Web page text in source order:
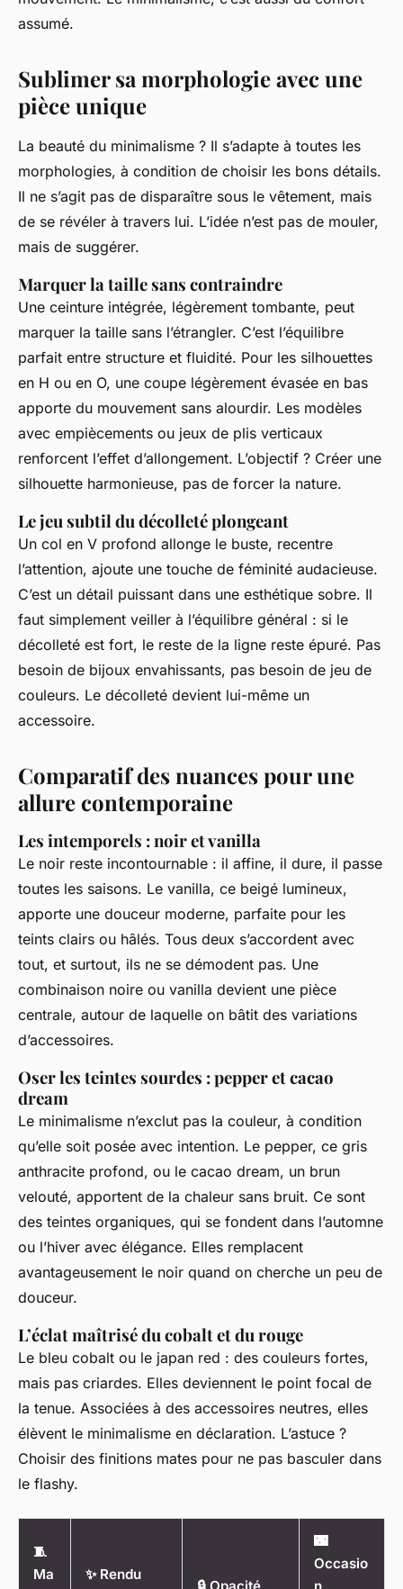
assumé.
Sublimer sa morphologie avec une
pièce unique
La beauté du minimalisme ? Il s’adapte à toutes les
morphologies, à condition de choisir les bons détails.
Il ne s’agit pas de disparaître sous le vêtement, mais
de se révéler à travers lui. L’idée n’est pas de mouler,
mais de suggérer.
Marquer la taille sans contraindre
Une ceinture intégrée, légèrement tombante, peut
marquer la taille sans l’étrangler. C’est l’équilibre
parfait entre structure et fluidité. Pour les silhouettes
en H ou en O, une coupe légèrement évasée en bas
apporte du mouvement sans alourdir. Les modèles
avec empiècements ou jeux de plis verticaux
renforcent l’effet d’allongement. L’objectif ? Créer une
silhouette harmonieuse, pas de forcer la nature.
Le jeu subtil du décolleté plongeant
Un col en V profond allonge le buste, recentre
l’attention, ajoute une touche de féminité audacieuse.
C’est un détail puissant dans une esthétique sobre. Il
faut simplement veiller à l’équilibre général : si le
décolleté est fort, le reste de la ligne reste épuré. Pas
besoin de bijoux envahissants, pas besoin de jeu de
couleurs. Le décolleté devient lui-même un
accessoire.
Comparatif des nuances pour une
allure contemporaine
Les intemporels : noir et vanilla
Le noir reste incontournable : il affine, il dure, il passe
toutes les saisons. Le vanilla, ce beigé lumineux,
apporte une douceur moderne, parfaite pour les
teints clairs ou hâlés. Tous deux s’accordent avec
tout, et surtout, ils ne se démodent pas. Une
combinaison noire ou vanilla devient une pièce
centrale, autour de laquelle on bâtit des variations
d’accessoires.
Oser les teintes sourdes : pepper et cacao
dream
Le minimalisme n’exclut pas la couleur, à condition
qu’elle soit posée avec intention. Le pepper, ce gris
anthracite profond, ou le cacao dream, un brun
velouté, apportent de la chaleur sans bruit. Ce sont
des teintes organiques, qui se fondent dans l’automne
ou l’hiver avec élégance. Elles remplacent
avantageusement le noir quand on cherche un peu de
douceur.
L’éclat maîtrisé du cobalt et du rouge
Le bleu cobalt ou le japan red : des couleurs fortes,
mais pas criardes. Elles deviennent le point focal de
la tenue. Associées à des accessoires neutres, elles
élèvent le minimalisme en déclaration. L’astuce ?
Choisir des finitions mates pour ne pas basculer dans
le flashy.
🧵
Ma
✨ Rendu
🌃
Occasio